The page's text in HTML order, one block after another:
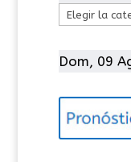
t
g
Dom, 09